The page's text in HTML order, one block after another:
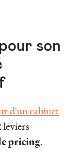
son
d'un cabinet
leviers
pricing.